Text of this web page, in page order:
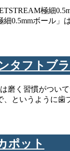
極細
0.5mmボール」
タフトブラ
磨く習慣がつい
というように歯
ポット